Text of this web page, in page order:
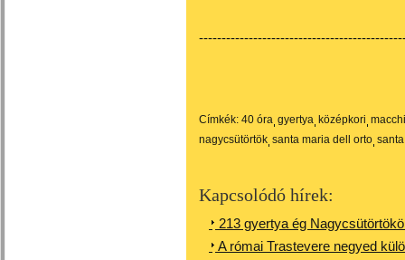
Címkék: 40 óra gyertya középkori
nagycsütörtök santa maria dell orto
Kapcsolódó hírek:
213 gyertya ég
A római Trastevere negyed